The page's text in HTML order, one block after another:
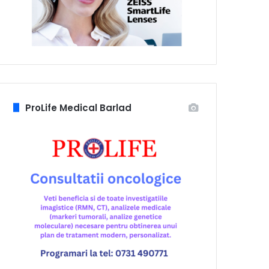
ProLife Medical Barlad